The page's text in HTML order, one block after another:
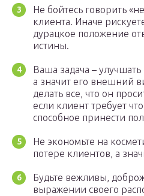
Не бойтесь говорить
клиента. Иначе
дурацкое положение
истины.
Ваша задача –
а значит его внешний
делать все, что он
если клиент требует
способное принести
Не экономьте на
потере клиентов, а
Будьте вежливы,
выражении своего